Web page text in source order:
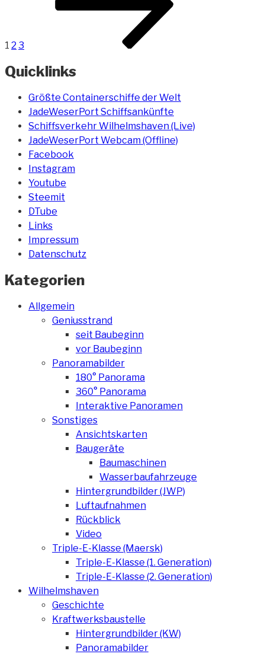
1 2 3
Quicklinks
Größte Containerschiffe der Welt
JadeWeserPort Schiffsankünfte
Schiffsverkehr Wilhelmshaven (Live)
JadeWeserPort Webcam (Offline)
Facebook
Instagram
Youtube
Steemit
DTube
Links
Impressum
Datenschutz
Kategorien
Allgemein
Geniusstrand
seit Baubeginn
vor Baubeginn
Panoramabilder
180° Panorama
360° Panorama
Interaktive Panoramen
Sonstiges
Ansichtskarten
Baugeräte
Baumaschinen
Wasserbaufahrzeuge
Hintergrundbilder (JWP)
Luftaufnahmen
Rückblick
Video
Triple-E-Klasse (Maersk)
Triple-E-Klasse (1. Generation)
Triple-E-Klasse (2. Generation)
Wilhelmshaven
Geschichte
Kraftwerksbaustelle
Hintergrundbilder (KW)
Panoramabilder